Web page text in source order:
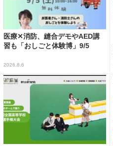
医療✕消防、縫合デモやAED講
習も「おしごと体験博」9/5
2026.8.6